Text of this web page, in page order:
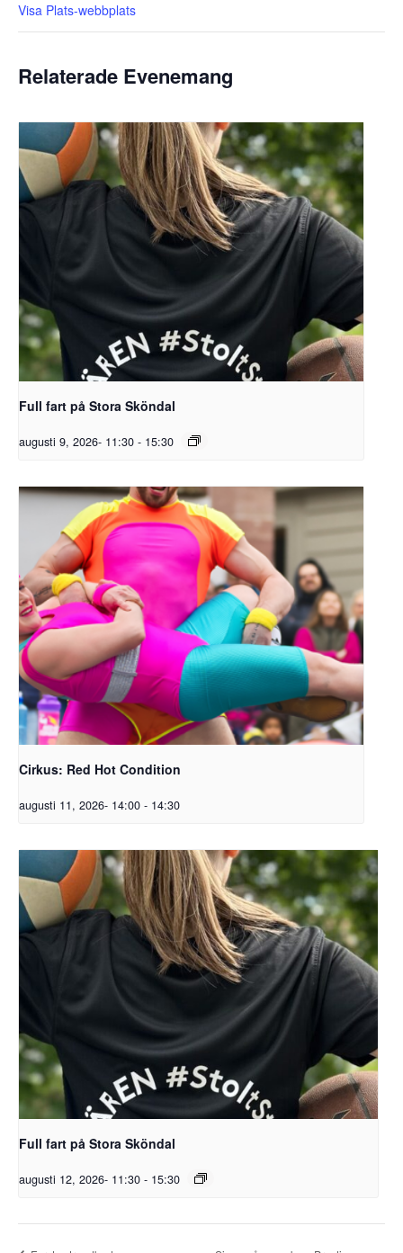
Visa Plats-webbplats
Relaterade Evenemang
Full fart på Stora Sköndal
augusti 9, 2026- 11:30 - 15:30
Cirkus: Red Hot Condition
augusti 11, 2026- 14:00 - 14:30
Full fart på Stora Sköndal
augusti 12, 2026- 11:30 - 15:30